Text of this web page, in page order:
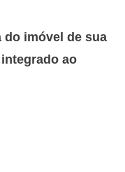
do imóvel de sua
ao